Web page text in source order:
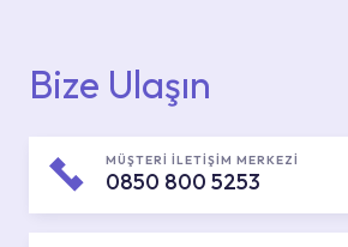
Bize Ulaşın
MÜŞTERİ İLETİŞİM MERKEZİ
0850 800 5253